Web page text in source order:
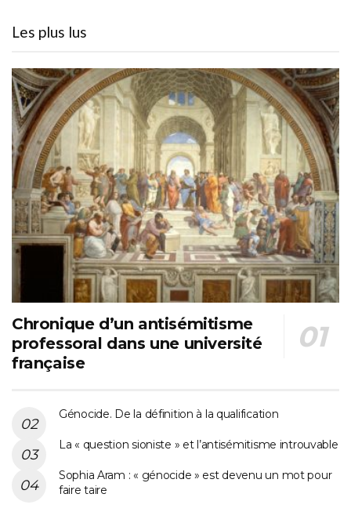
Les plus lus
Chronique d’un antisémitisme
professoral dans une université
française
Génocide. De la définition à la qualification
La « question sioniste » et l’antisémitisme introuvable
Sophia Aram : « génocide » est devenu un mot pour
faire taire